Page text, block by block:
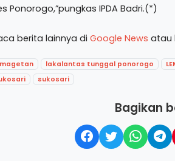
Ponorogo,”pungkas IPDA Badri.(*)
berita lainnya di Google News atau
lakalantas tunggal ponorogo
sukosari
Bagikan